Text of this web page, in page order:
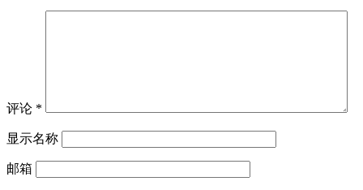
评论 *
显示名称
邮箱